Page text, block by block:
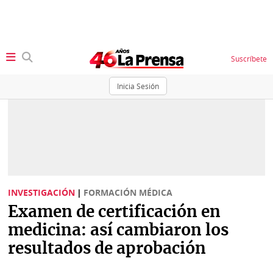
Inicia Sesión
Suscríbete
Sociedad
Judiciales
Política
Status
K
Vivir+
INVESTIGACIÓN | FORMACIÓN MÉDICA
Examen de certificación en
medicina: así cambiaron los
resultados de aprobación